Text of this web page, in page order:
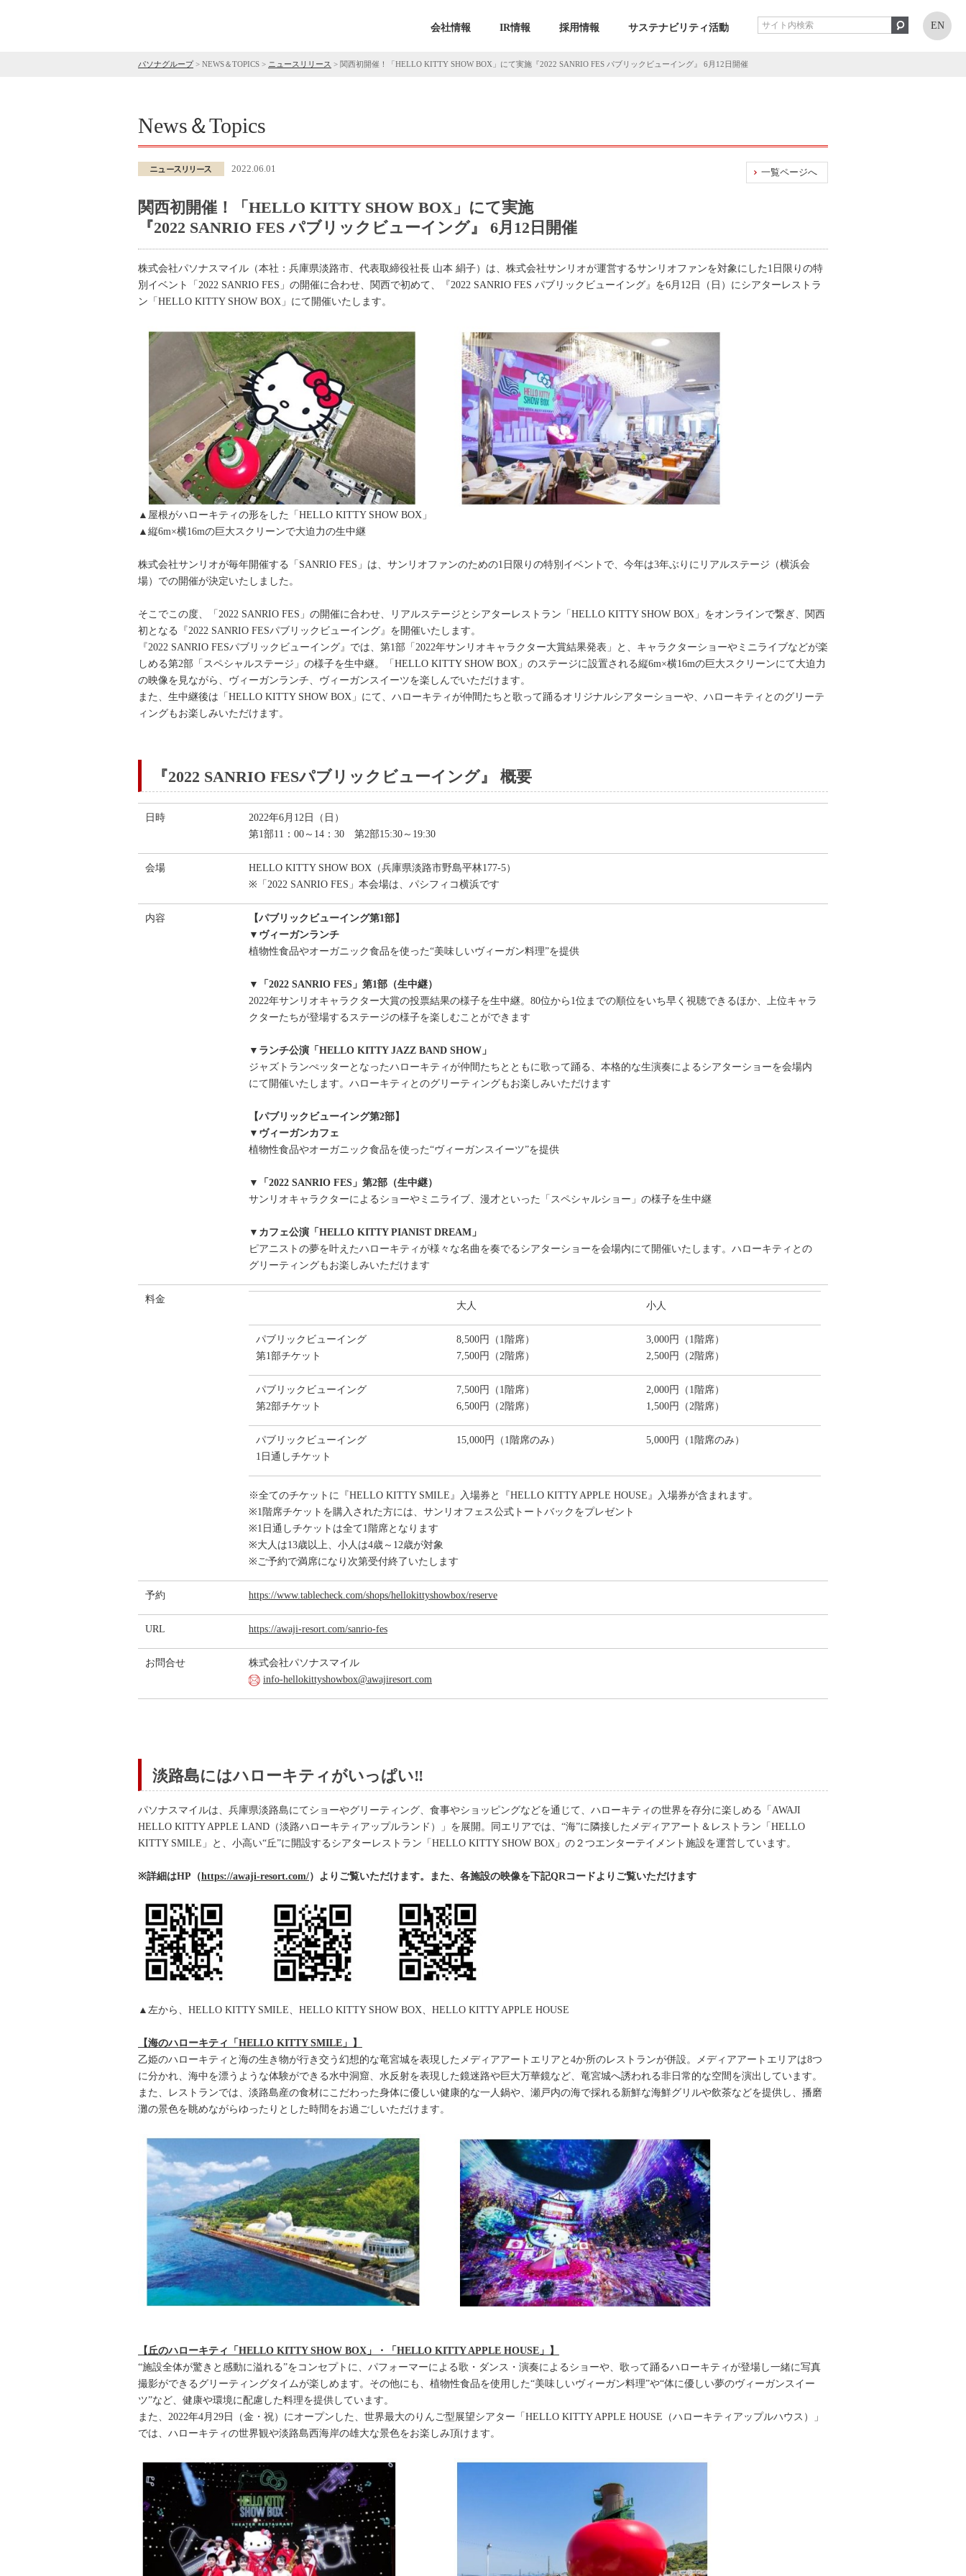
会社情報 IR情報 採用情報 サステナビリティ活動 EN
パソナグループ> NEWS＆TOPICS > ニュースリリース > 関西初開催！「HELLO KITTY SHOW BOX」にて実施『2022 SANRIO FES パブリックビューイング』 6月12日開催
News＆Topics
一覧ページへ
2022.06.01
関西初開催！「HELLO KITTY SHOW BOX」にて実施
『2022 SANRIO FES パブリックビューイング』 6月12日開催
株式会社パソナスマイル（本社：兵庫県淡路市、代表取締役社長 山本 絹子）は、株式会社サンリオが運営するサンリオファンを対象にした1日限りの特
別イベント「2022 SANRIO FES」の開催に合わせ、関西で初めて、『2022 SANRIO FES パブリックビューイング』を6月12日（日）にシアターレストラ
ン「HELLO KITTY SHOW BOX」にて開催いたします。
▲屋根がハローキティの形をした「HELLO KITTY SHOW BOX」
▲縦6m×横16mの巨大スクリーンで大迫力の生中継
株式会社サンリオが毎年開催する「SANRIO FES」は、サンリオファンのための1日限りの特別イベントで、今年は3年ぶりにリアルステージ（横浜会
場）での開催が決定いたしました。
そこでこの度、「2022 SANRIO FES」の開催に合わせ、リアルステージとシアターレストラン「HELLO KITTY SHOW BOX」をオンラインで繋ぎ、関西
初となる『2022 SANRIO FESパブリックビューイング』を開催いたします。
『2022 SANRIO FESパブリックビューイング』では、第1部「2022年サンリオキャラクター大賞結果発表」と、キャラクターショーやミニライブなどが楽
しめる第2部「スペシャルステージ」の様子を生中継。「HELLO KITTY SHOW BOX」のステージに設置される縦6m×横16mの巨大スクリーンにて大迫力
の映像を見ながら、ヴィーガンランチ、ヴィーガンスイーツを楽しんでいただけます。
また、生中継後は「HELLO KITTY SHOW BOX」にて、ハローキティが仲間たちと歌って踊るオリジナルシアターショーや、ハローキティとのグリーテ
ィングもお楽しみいただけます。
『2022 SANRIO FESパブリックビューイング』 概要
日時
2022年6月12日（日）
第1部11：00～14：30 第2部15:30～19:30
会場
HELLO KITTY SHOW BOX（兵庫県淡路市野島平林177-5）
※「2022 SANRIO FES」本会場は、パシフィコ横浜です
内容
【パブリックビューイング第1部】
▼ヴィーガンランチ
植物性食品やオーガニック食品を使った“美味しいヴィーガン料理”を提供
▼「2022 SANRIO FES」第1部（生中継）
2022年サンリオキャラクター大賞の投票結果の様子を生中継。80位から1位までの順位をいち早く視聴できるほか、上位キャラ
クターたちが登場するステージの様子を楽しむことができます
▼ランチ公演「HELLO KITTY JAZZ BAND SHOW」
ジャズトランぺッターとなったハローキティが仲間たちとともに歌って踊る、本格的な生演奏によるシアターショーを会場内
にて開催いたします。ハローキティとのグリーティングもお楽しみいただけます
【パブリックビューイング第2部】
▼ヴィーガンカフェ
植物性食品やオーガニック食品を使った“ヴィーガンスイーツ”を提供
▼「2022 SANRIO FES」第2部（生中継）
サンリオキャラクターによるショーやミニライブ、漫才といった「スペシャルショー」の様子を生中継
▼カフェ公演「HELLO KITTY PIANIST DREAM」
ピアニストの夢を叶えたハローキティが様々な名曲を奏でるシアターショーを会場内にて開催いたします。ハローキティとの
グリーティングもお楽しみいただけます
料金
大人 小人
パブリックビューイング
第1部チケット
8,500円（1階席）
7,500円（2階席）
3,000円（1階席）
2,500円（2階席）
パブリックビューイング
第2部チケット
7,500円（1階席）
6,500円（2階席）
2,000円（1階席）
1,500円（2階席）
パブリックビューイング
1日通しチケット
15,000円（1階席のみ） 5,000円（1階席のみ）
※全てのチケットに『HELLO KITTY SMILE』入場券と『HELLO KITTY APPLE HOUSE』入場券が含まれます。
※1階席チケットを購入された方には、サンリオフェス公式トートバックをプレゼント
※1日通しチケットは全て1階席となります
※大人は13歳以上、小人は4歳～12歳が対象
※ご予約で満席になり次第受付終了いたします
予約 https://www.tablecheck.com/shops/hellokittyshowbox/reserve
URL https://awaji-resort.com/sanrio-fes
お問合せ
株式会社パソナスマイル
info-hellokittyshowbox@awajiresort.com
淡路島にはハローキティがいっぱい‼
パソナスマイルは、兵庫県淡路島にてショーやグリーティング、食事やショッピングなどを通じて、ハローキティの世界を存分に楽しめる「AWAJI
HELLO KITTY APPLE LAND（淡路ハローキティアップルランド）」を展開。同エリアでは、“海”に隣接したメディアアート＆レストラン「HELLO
KITTY SMILE」と、小高い“丘”に開設するシアターレストラン「HELLO KITTY SHOW BOX」の２つエンターテイメント施設を運営しています。
※詳細はHP（https://awaji-resort.com/）よりご覧いただけます。また、各施設の映像を下記QRコードよりご覧いただけます
▲左から、HELLO KITTY SMILE、HELLO KITTY SHOW BOX、HELLO KITTY APPLE HOUSE
【海のハローキティ「HELLO KITTY SMILE」】
乙姫のハローキティと海の生き物が行き交う幻想的な竜宮城を表現したメディアアートエリアと4か所のレストランが併設。メディアアートエリアは8つ
に分かれ、海中を漂うような体験ができる水中洞窟、水反射を表現した鏡迷路や巨大万華鏡など、竜宮城へ誘われる非日常的な空間を演出しています。
また、レストランでは、淡路島産の食材にこだわった身体に優しい健康的な一人鍋や、瀬戸内の海で採れる新鮮な海鮮グリルや飲茶などを提供し、播磨
灘の景色を眺めながらゆったりとした時間をお過ごしいただけます。
【丘のハローキティ「HELLO KITTY SHOW BOX」・「HELLO KITTY APPLE HOUSE」】
“施設全体が驚きと感動に溢れる”をコンセプトに、パフォーマーによる歌・ダンス・演奏によるショーや、歌って踊るハローキティが登場し一緒に写真
撮影ができるグリーティングタイムが楽しめます。その他にも、植物性食品を使用した“美味しいヴィーガン料理”や“体に優しい夢のヴィーガンスイー
ツ”など、健康や環境に配慮した料理を提供しています。
また、2022年4月29日（金・祝）にオープンした、世界最大のりんご型展望シアター「HELLO KITTY APPLE HOUSE（ハローキティアップルハウス）」
では、ハローキティの世界観や淡路島西海岸の雄大な景色をお楽しみ頂けます。